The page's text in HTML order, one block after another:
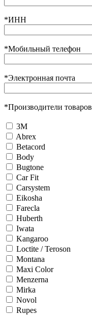
*ИНН
*Мобильный телефон
*Электронная почта
*Производители товаров
3М
Abrex
Betacord
Body
Bugtone
Car Fit
Carsystem
Eikosha
Farecla
Huberth
Iwata
Kangaroo
Loctite / Teroson
Montana
Maxi Color
Menzerna
Mirka
Novol
Rupes